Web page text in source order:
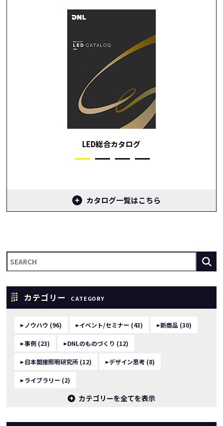
LED総合カタログ
カタログ一覧はこちら
カテゴリー CATEGORY
ノウハウ (96) イベント/セミナー (43) 新商品 (30)
事例 (23) DNLのものづくり (12)
日本間接照明研究所 (12) デザイン思考 (8)
ライブラリー (2)
カテゴリーを全てを表示